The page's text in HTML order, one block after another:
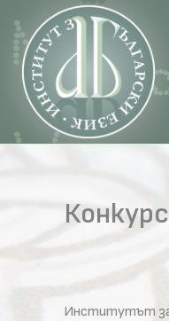
content
Институтът за